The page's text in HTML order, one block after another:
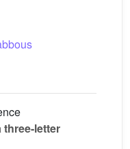
letter